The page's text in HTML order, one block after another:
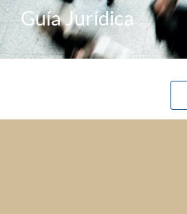
Guía Jurídica